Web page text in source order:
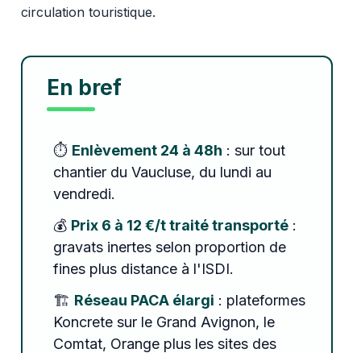
circulation touristique.
En bref
⏱️ Enlèvement 24 à 48h : sur tout
chantier du Vaucluse, du lundi au
vendredi.
💰 Prix 6 à 12 €/t traité transporté:
gravats inertes selon proportion de
fines plus distance à l'ISDI.
🏗️ Réseau PACA élargi : plateformes
Koncrete sur le Grand Avignon, le
Comtat, Orange plus les sites des